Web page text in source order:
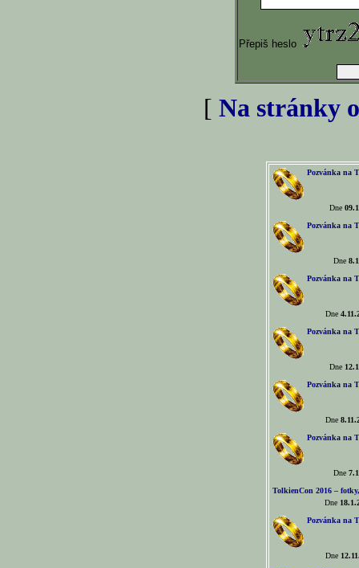
Přepiš heslo
[ Na stránky
Pozvánka na
Dne
Pozvánka na
Dne
Pozvánka na
Dne
Pozvánka na
Dne
Pozvánka na
Dne
Pozvánka na
Dne
TolkienCon 2016 –
Dne
Pozvánka na
Dne